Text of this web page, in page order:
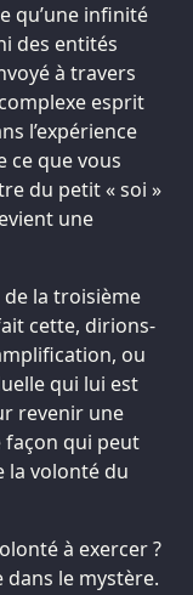
qu’une infinité
des entités
à travers
esprit
l’expérience
ce que vous
du petit « soi »
une
la troisième
cette, dirions-
ou
qui lui est
revenir une
façon qui peut
la volonté du
à exercer ?
le mystère.